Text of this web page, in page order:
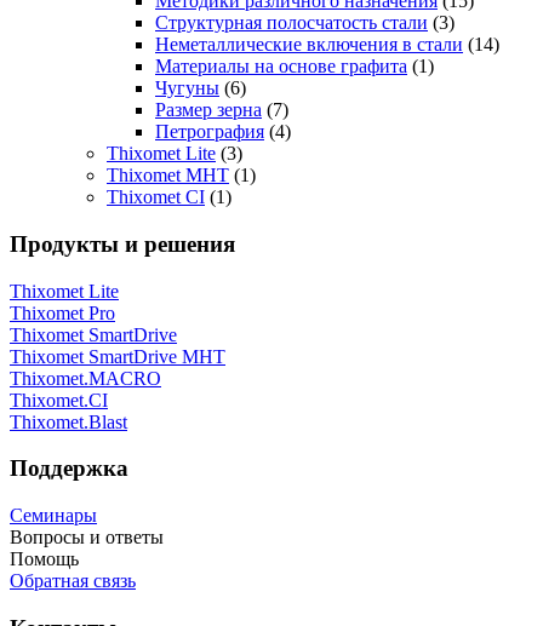
Структурная полосчатость стали (3)
Неметаллические включения в стали (14)
Материалы на основе графита (1)
Чугуны (6)
Размер зерна (7)
Петрография (4)
Thixomet Lite (3)
Thixomet MHT (1)
Thixomet CI (1)
Продукты и решения
Thixomet Lite
Thixomet Pro
Thixomet SmartDrive
Thixomet SmartDrive MHT
Thixomet.MACRO
Thixomet.CI
Thixomet.Blast
Поддержка
Семинары
Вопросы и ответы
Помощь
Обратная связь